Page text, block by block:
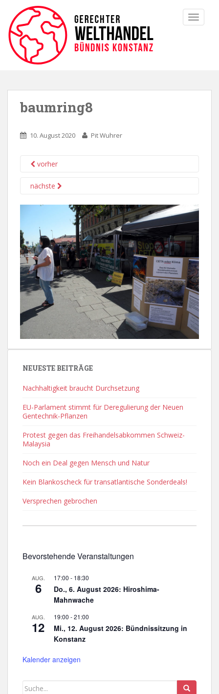
baumring8
10. August 2020 Pit Wuhrer
vorher
nächste
NEUESTE BEITRÄGE
Nachhaltigkeit braucht Durchsetzung
EU-Parlament stimmt für Deregulierung der Neuen
Gentechnik-Pflanzen
Protest gegen das Freihandelsabkommen Schweiz-
Malaysia
Noch ein Deal gegen Mensch und Natur
Kein Blankoscheck für transatlantische Sonderdeals!
Versprechen gebrochen
Bevorstehende Veranstaltungen
AUG.
6
17:00 - 18:30
Do., 6. August 2026: Hiroshima-
Mahnwache
AUG.
12
19:00 -21:00
Mi., 12. August 2026: Bündnissitzung in
Konstanz
Kalender anzeigen